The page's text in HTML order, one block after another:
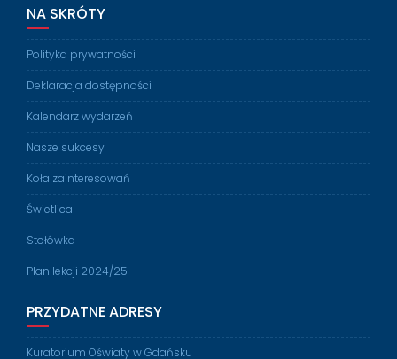
NA SKRÓTY
Polityka prywatności
Deklaracja dostępności
Kalendarz wydarzeń
Nasze sukcesy
Koła zainteresowań
Świetlica
Stołówka
Plan lekcji 2024/25
PRZYDATNE ADRESY
Kuratorium Oświaty w Gdańsku